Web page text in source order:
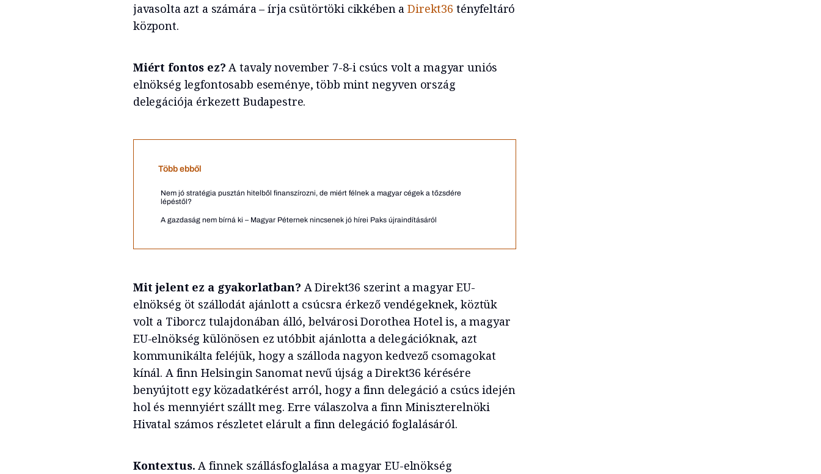
javasolta azt a számára – írja csütörtöki cikkében aDirekt36 tényfeltáró
központ.
Miért fontos ez? A tavaly november 7-8-i csúcs volt a magyar uniós
elnökség legfontosabb eseménye, több mint negyven ország
delegációja érkezett Budapestre.
Több ebből
Nem jó stratégia pusztán hitelből finanszírozni, de miért félnek a magyar cégek a tőzsdére
lépéstől?
A gazdaság nem bírná ki – Magyar Péternek nincsenek jó hírei Paks újraindításáról
Mit jelent ez a gyakorlatban? A Direkt36 szerint a magyar EU-
elnökség öt szállodát ajánlott a csúcsra érkező vendégeknek, köztük
volt a Tiborcz tulajdonában álló, belvárosi Dorothea Hotel is, a magyar
EU-elnökség különösen ez utóbbit ajánlotta a delegációknak, azt
kommunikálta feléjük, hogy a szálloda nagyon kedvező csomagokat
kínál. A finn Helsingin Sanomat nevű újság a Direkt36 kérésére
benyújtott egy közadatkérést arról, hogy a finn delegáció a csúcs idején
hol és mennyiért szállt meg. Erre válaszolva a finn Miniszterelnöki
Hivatal számos részletet elárult a finn delegáció foglalásáról.
Kontextus. A finnek szállásfoglalása a magyar EU-elnökség